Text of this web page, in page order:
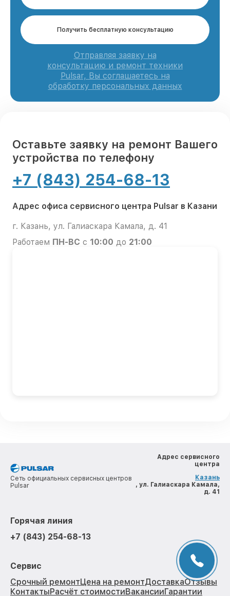
Получить бесплатную консультацию
Отправляя заявку на
консультацию и ремонт техники
Pulsar, Вы соглашаетесь на
обработку персональных данных
Оставьте заявку на ремонт Вашего
устройства по телефону
+7 (843) 254-68-13
Адрес офиса сервисного центра Pulsar в Казани
г. Казань, ул. Галиаскара Камала, д. 41
Работаем ПН-ВС с 10:00 до 21:00
Сеть официальных сервисных центров
Pulsar
Адрес сервисного
центра
Казань
, ул. Галиаскара Камала,
д. 41
Горячая линия
+7 (843) 254-68-13
Сервис
Срочный ремонтЦена на ремонтДоставкаОтзывы
КонтактыРасчёт стоимостиВакансииГарантии